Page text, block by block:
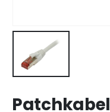
Patchkabel